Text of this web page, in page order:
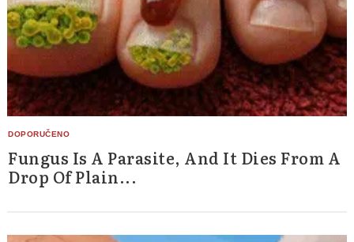
Fungus Is A Parasite, And It Dies From A
Drop Of Plain...
Search
for: